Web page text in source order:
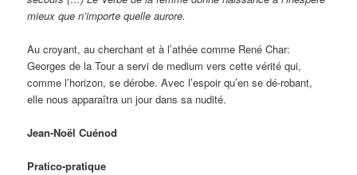
mieux que n’importe quelle aurore.
Au croyant, au cherchant et à l’athée comme René Char:
Georges de la Tour a servi de medium vers cette vérité qui,
comme l’horizon, se dérobe. Avec l’espoir qu’en se dé-robant,
elle nous apparaîtra un jour dans sa nudité.
Jean-Noël Cuénod
Pratico-pratique